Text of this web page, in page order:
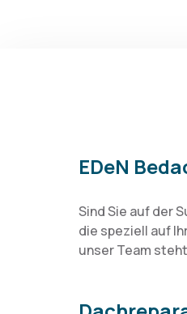
EDeN
Sind Sie auf der
die speziell auf
unser Team